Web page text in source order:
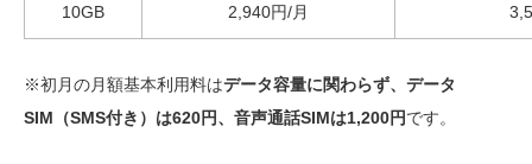
10GB 2,940円/月
※初月の月額基本利用料はデータ容量に関わらず、データ
SIM（SMS付き）は620円、音声通話SIMは1,200円です。